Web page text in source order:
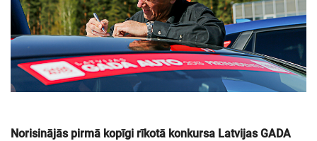
Norisinājās pirmā kopīgi rīkotā konkursa Latvijas GADA